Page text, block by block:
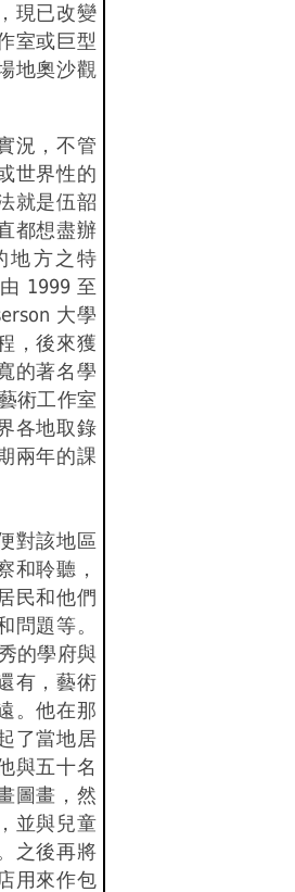
現已改變
室或巨型
地奧沙觀
況，不管
世界性的
就是伍韶
都想盡辦
地方之特
1999 至
大學
，後來獲
的著名學
術工作室
各地取錄
兩年的課
對該地區
和聆聽，
民和他們
問題等。
的學府與
有，藝術
。他在那
了當地居
與五十名
圖畫，然
並與兒童
之後再將
用來作包